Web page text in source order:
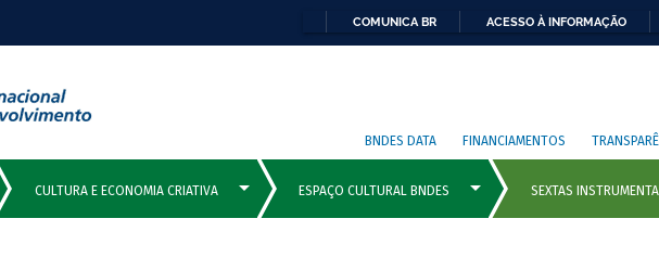
COMUNICA BR ACESSO À INFORMAÇÃO
BNDES DATA FINANCIAMENTOS